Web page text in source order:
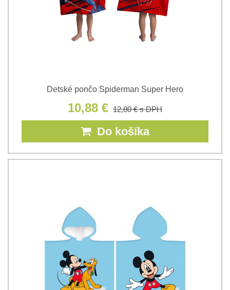
Detské pončo Spiderman Super Hero
10,88 € 12,80 €s DPH
Do košíka